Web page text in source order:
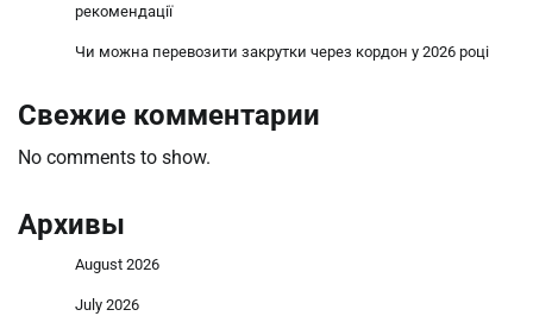
рекомендації
Чи можна перевозити закрутки через кордон у 2026 році
Свежие комментарии
No comments to show.
Архивы
August 2026
July 2026